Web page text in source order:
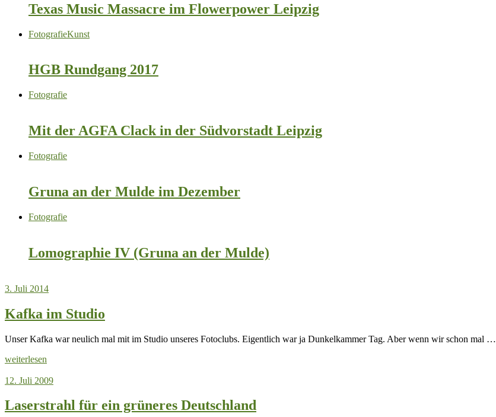
Texas Music Massacre im Flowerpower Leipzig
FotografieKunst
HGB Rundgang 2017
Fotografie
Mit der AGFA Clack in der Südvorstadt Leipzig
Fotografie
Gruna an der Mulde im Dezember
Fotografie
Lomographie IV (Gruna an der Mulde)
3. Juli 2014
Kafka im Studio
Unser Kafka war neulich mal mit im Studio unseres Fotoclubs. Eigentlich war ja Dunkelkammer Tag. Aber wenn wir schon mal …
weiterlesen
12. Juli 2009
Laserstrahl für ein grüneres Deutschland